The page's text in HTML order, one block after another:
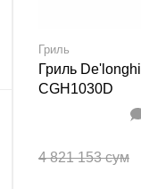
Гриль
Гриль De'longhi
CGH1030D
4 821 153 сум